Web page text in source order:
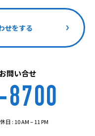
せをする
問い合せ
日 : 10 AM – 11 PM